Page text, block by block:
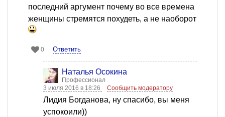
последний аргумент почему во все времена
женщины стремятся похудеть, а не наоборот
0 Ответить
Наталья Осокина
Профессионал
3 июля 2016 в 18:26
Сообщить модератору
Лидия Богданова, ну спасибо, вы меня
успокоили))